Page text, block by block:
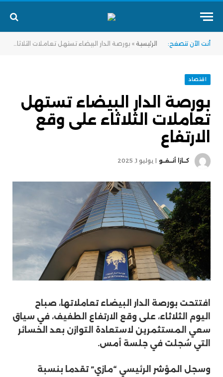
أنت الآن تتصفح: الرئيسية » بورصة الدار البيضاء تستهل تعاملات الثلاثاء على وقع الارتفاع
اقتصاد
بورصة الدار البيضاء تستهل
تعاملات الثلاثاء على وقع
الارتفاع
كــازا أنــفــو يوليو 1, 2025
افتتحت بورصة الدار البيضاء تعاملاتها، صباح
اليوم الثلاثاء، على وقع الارتفاع الطفيف، في سياق
سعي المستثمرين لاستعادة التوازن بعد الخسائر
التي سُجلت في جلسة أمس.
وسجل المؤشر الرئيسي “مازي” تقدما بنسبة